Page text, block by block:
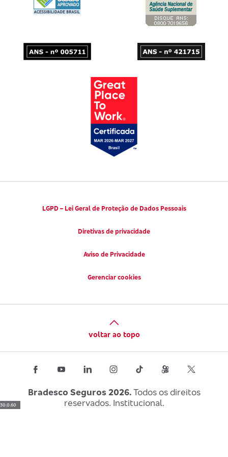
Códigos de Conduta Ética
Viva a Longevidade
LGPD – Lei Geral de Proteção de Dados Pessoais
Diretivas de privacidade
Aviso de Privacidade
Gerenciar cookies
voltar ao topo
Bradesco Seguros 2026.Todos os direitos
reservados. Institucional.
30.0.60